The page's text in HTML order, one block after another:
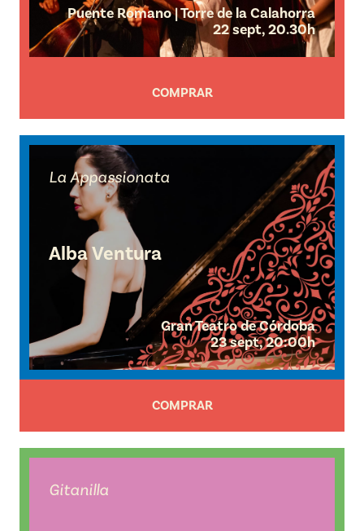
Puente Romano | Torre de la Calahorra
22 sept, 20.30h
COMPRAR
La Appassionata
Alba Ventura
Gran Teatro de Córdoba
23 sept, 20:00h
COMPRAR
Gitanilla